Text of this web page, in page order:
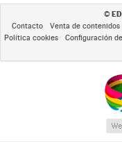
©
Contacto Venta de contenidos
Política cookies
Configuración